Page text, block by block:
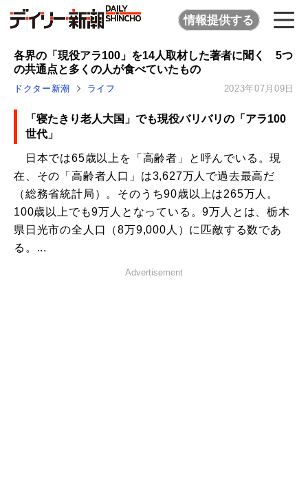
情報提供する
各界の「現役アラ100」を14人取材した著者に聞く 5つ
の共通点と多くの人が食べていたもの
ドクター新潮 ライフ 2023年07月09日
「寝たきり老人大国」でも現役バリバリの「アラ100
世代」
日本では65歳以上を「高齢者」と呼んでいる。現
在、その「高齢者人口」は3,627万人で過去最高だ
（総務省統計局）。そのうち90歳以上は265万人。
100歳以上でも9万人となっている。9万人とは、栃木
県日光市の全人口（8万9,000人）に匹敵する数であ
る。...
Advertisement